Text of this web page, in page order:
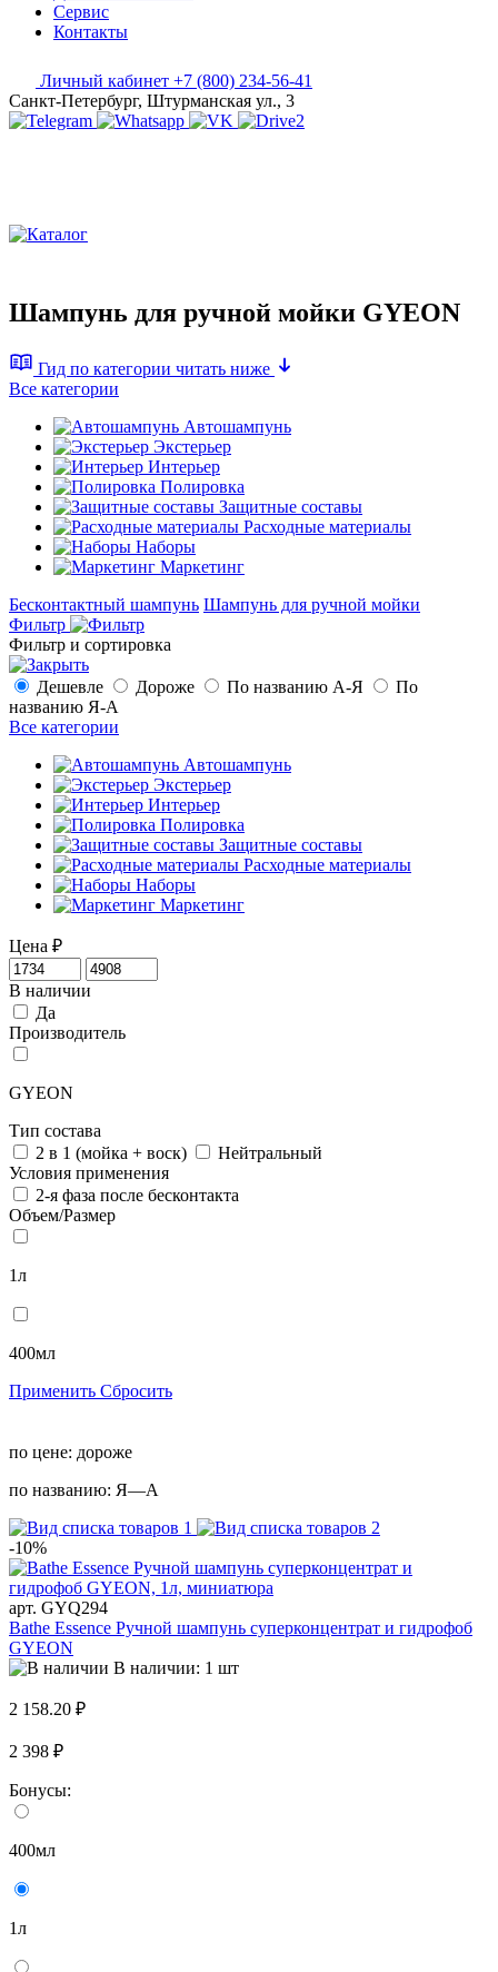
Сервис
Контакты
Личный кабинет +7 (800) 234-56-41
Санкт-Петербург, Штурманская ул., 3
Шампунь для ручной мойки GYEON
Гид по категории читать ниже
Все категории
Автошампунь
Экстерьер
Интерьер
Полировка
Защитные составы
Расходные материалы
Наборы
Маркетинг
Бесконтактный шампунь Шампунь для ручной мойки
Фильтр
Фильтр и сортировка
Дешевле Дороже По названию А-Я
По
названию Я-А
Все категории
Автошампунь
Экстерьер
Интерьер
Полировка
Защитные составы
Расходные материалы
Наборы
Маркетинг
Цена ₽
В наличии
Да
Производитель
GYEON
Тип состава
2 в 1 (мойка + воск)
Нейтральный
Условия применения
2-я фаза после бесконтакта
Объем/Размер
1л
400мл
Применить Сбросить
по цене: дороже
по названию: Я—А
-10%
арт. GYQ294
Bathe Essence Ручной шампунь суперконцентрат и гидрофоб
GYEON
В наличии: 1 шт
2 158.20 ₽
2 398 ₽
Бонусы:
400мл
1л